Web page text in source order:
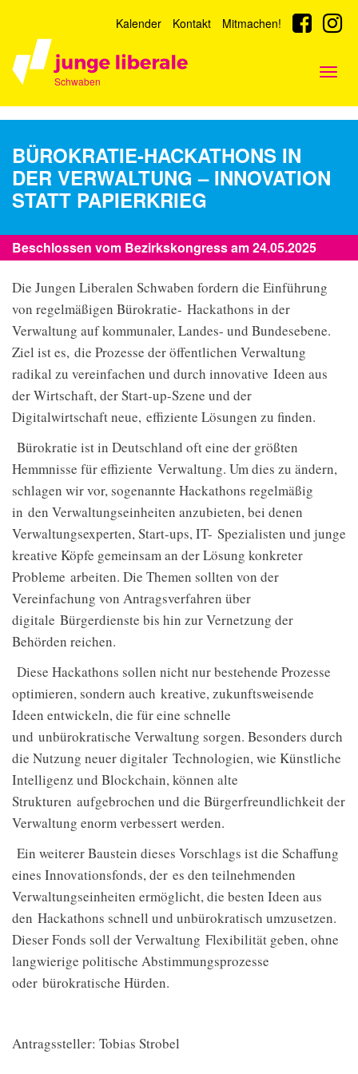
Schwaben
Kalender Kontakt Mitmachen!
BÜROKRATIE-HACKATHONS IN
DER VERWALTUNG – INNOVATION
STATT PAPIERKRIEG
Beschlossen vom Bezirkskongress am 24.05.2025
Die Jungen Liberalen Schwaben fordern die Einführung
von regelmäßigen Bürokratie- Hackathons in der
Verwaltung auf kommunaler, Landes- und Bundesebene.
Ziel ist es, die Prozesse der öffentlichen Verwaltung
radikal zu vereinfachen und durch innovative Ideen aus
der Wirtschaft, der Start-up-Szene und der
Digitalwirtschaft neue, effiziente Lösungen zu finden.
Bürokratie ist in Deutschland oft eine der größten
Hemmnisse für effiziente Verwaltung. Um dies zu ändern,
schlagen wir vor, sogenannte Hackathons regelmäßig
in den Verwaltungseinheiten anzubieten, bei denen
Verwaltungsexperten, Start-ups, IT- Spezialisten und junge
kreative Köpfe gemeinsam an der Lösung konkreter
Probleme arbeiten. Die Themen sollten von der
Vereinfachung von Antragsverfahren über
digitale Bürgerdienste bis hin zur Vernetzung der
Behörden reichen.
Diese Hackathons sollen nicht nur bestehende Prozesse
optimieren, sondern auch kreative, zukunftsweisende
Ideen entwickeln, die für eine schnelle
und unbürokratische Verwaltung sorgen. Besonders durch
die Nutzung neuer digitaler Technologien, wie Künstliche
Intelligenz und Blockchain, können alte
Strukturen aufgebrochen und die Bürgerfreundlichkeit der
Verwaltung enorm verbessert werden.
Ein weiterer Baustein dieses Vorschlags ist die Schaffung
eines Innovationsfonds, der es den teilnehmenden
Verwaltungseinheiten ermöglicht, die besten Ideen aus
den Hackathons schnell und unbürokratisch umzusetzen.
Dieser Fonds soll der Verwaltung Flexibilität geben, ohne
langwierige politische Abstimmungsprozesse
oder bürokratische Hürden.
Antragssteller: Tobias Strobel